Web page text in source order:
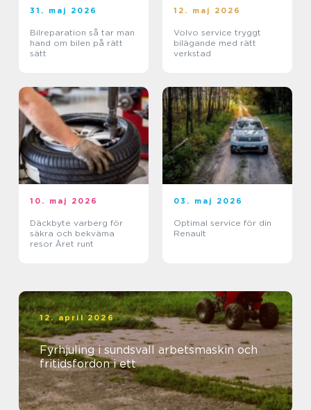
31. maj 2026
Bilreparation så tar man
hand om bilen på rätt
sätt
12. maj 2026
Volvo service tryggt
bilägande med rätt
verkstad
10. maj 2026
Däckbyte varberg för
säkra och bekväma
resor Året runt
03. maj 2026
Optimal service för din
Renault
12. april 2026
Fyrhjuling i sundsvall arbetsmaskin och
fritidsfordon i ett